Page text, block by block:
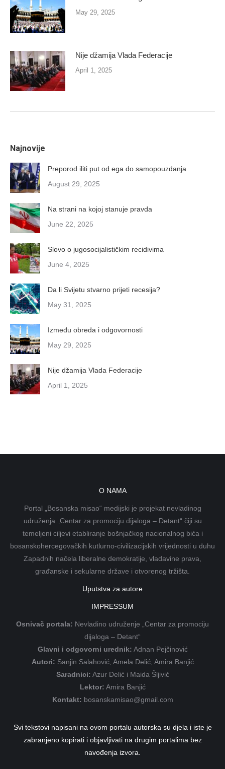
May 29, 2025
Nije džamija Vlada Federacije
April 1, 2025
Najnovije
Preporod iliti put od ega do samopouzdanja
August 29, 2025
Na strani na kojoj stanuje pravda
June 22, 2025
Slovo o jugosocijalističkim recidivima
June 4, 2025
Da li Svijetu stvarno prijeti recesija?
May 31, 2025
Između obreda i odgovornosti
May 29, 2025
Nije džamija Vlada Federacije
April 1, 2025
O NAMA
Portal „Bosanska misao“ medijski je projekat nevladinog
udruženja „Centar za promociju dijaloga – Detant“ čiji su
temeljeni ciljevi etabliranje bošnjačkog nacionalnog bića i
bosanskohercegovačkih kutlurno-civilizacijskih vrijednosti u duhu
Zapadnih načela liberalne demokratije, vladavine prava,
građanske i sekularne države i otvorenog tržišta.
Uputstva za autore
IMPRESSUM
Osnivač portala: Nevladino udruženje „Centar za promociju
dijaloga – Detant“
Glavni i odgovorni urednik: Adnan Pejčinović
Autori: Sanjin Salahović, Amela Delić, Amira Banjić
Saradnici: Azur Delić i Maida Šljivić
Lektor: Amira Banjić
Kontakt: bosanskamisao@gmail.com
Svi tekstovi napisani na ovom portalu autorska su djela i iste je
zabranjeno kopirati i objavljivati na drugim portalima bez
navođenja izvora.